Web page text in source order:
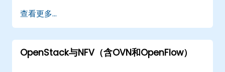
查看更多...
OpenStack与NFV（含OVN和OpenFlow）